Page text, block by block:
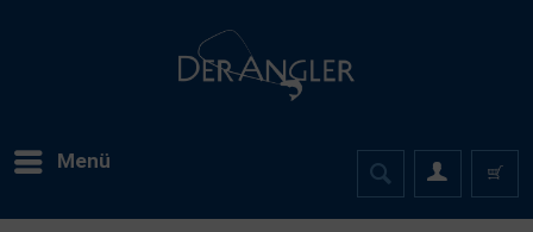
Menü